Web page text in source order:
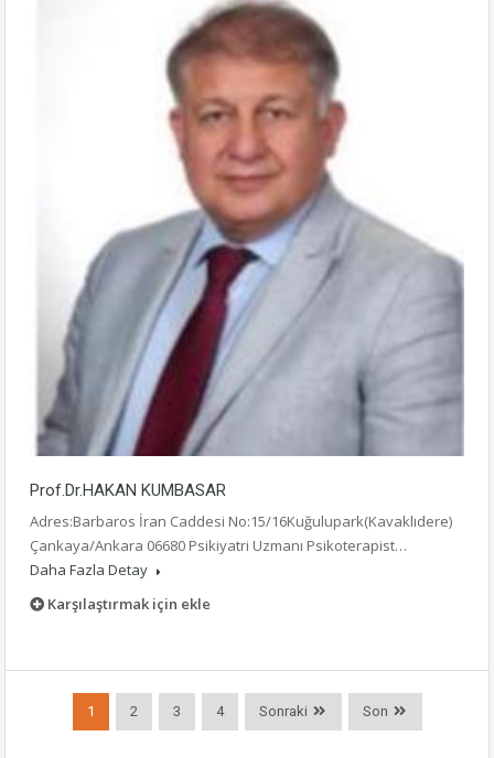
Prof.Dr.HAKAN KUMBASAR
Adres:Barbaros İran Caddesi No:15/16Kuğulupark(Kavaklıdere)
Çankaya/Ankara 06680 Psikiyatri Uzmanı Psikoterapist…
Daha Fazla Detay
Karşılaştırmak için ekle
1 2 3 4 Sonraki Son